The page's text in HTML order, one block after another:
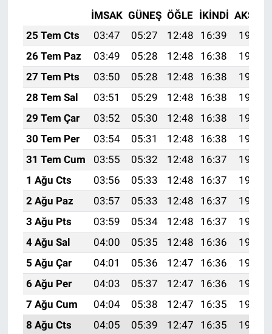
İMSAK GÜNEŞ ÖĞLE İKINDI AKŞAM
25 Tem Cts
03:47 05:27 12:48 16:39
19:59
26 Tem Paz
03:49 05:28 12:48 16:38
19:58
27 Tem Pts
03:50 05:28 12:48 16:38
19:58
28 Tem Sal
03:51 05:29 12:48 16:38
19:57
29 Tem Çar
03:52 05:30 12:48 16:38
19:56
30 Tem Per
03:54 05:31 12:48 16:38
19:55
31 Tem Cum
03:55 05:32 12:48 16:37
19:54
1 Ağu Cts
03:56 05:33 12:48 16:37
19:53
2 Ağu Paz
03:57 05:33 12:48 16:37
19:52
3 Ağu Pts
03:59 05:34 12:48 16:37
19:51
4 Ağu Sal
04:00 05:35 12:48 16:36
19:50
5 Ağu Çar
04:01 05:36 12:47 16:36
19:49
6 Ağu Per
04:03 05:37 12:47 16:36
19:48
7 Ağu Cum
04:04 05:38 12:47 16:35
19:47
8 Ağu Cts
04:05 05:39 12:47 16:35 19:46